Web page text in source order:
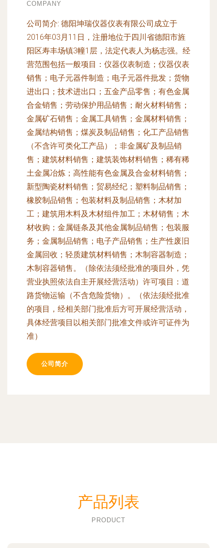
COMPANY
公司简介: 德阳坤瑞仪器仪表有限公司成立于
2016年03月11日，注册地位于四川省德阳市旌
阳区寿丰场镇3幢1层，法定代表人为杨志强。经
营范围包括一般项目：仪器仪表制造；仪器仪表
销售；电子元器件制造；电子元器件批发；货物
进出口；技术进出口；五金产品零售；有色金属
合金销售；劳动保护用品销售；耐火材料销售；
金属矿石销售；金属工具销售；金属材料销售；
金属结构销售；煤炭及制品销售；化工产品销售
（不含许可类化工产品）；非金属矿及制品销
售；建筑材料销售；建筑装饰材料销售；稀有稀
土金属冶炼；高性能有色金属及合金材料销售；
新型陶瓷材料销售；贸易经纪；塑料制品销售；
橡胶制品销售；包装材料及制品销售；木材加
工；建筑用木料及木材组件加工；木材销售；木
材收购；金属链条及其他金属制品销售；包装服
务；金属制品销售；电子产品销售；生产性废旧
金属回收；轻质建筑材料销售；木制容器制造；
木制容器销售。（除依法须经批准的项目外，凭
营业执照依法自主开展经营活动）许可项目：道
路货物运输（不含危险货物）。（依法须经批准
的项目，经相关部门批准后方可开展经营活动，
具体经营项目以相关部门批准文件或许可证件为
准）
公司简介
产品列表
PRODUCT